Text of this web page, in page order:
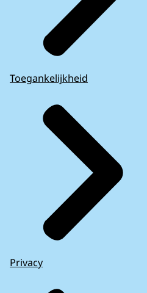
Toegankelijkheid
Privacy